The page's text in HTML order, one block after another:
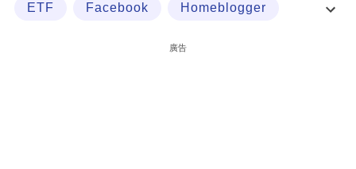
ETF Facebook Homeblogger
廣告